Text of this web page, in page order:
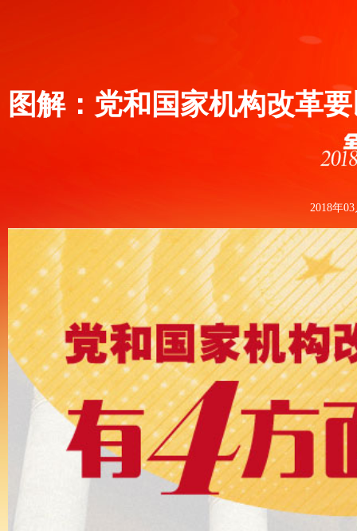
图解：党和国家机构改革
2018年